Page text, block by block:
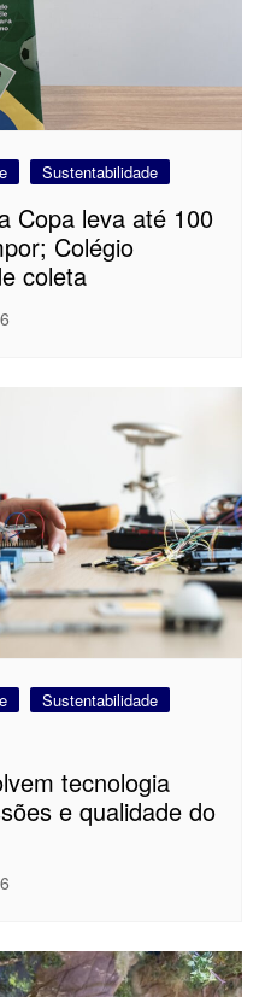
Sustentabilidade
Copa leva até 100
Colégio
coleta
Sustentabilidade
tecnologia
e qualidade do